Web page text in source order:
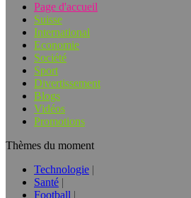
Page d'accueil
Suisse
International
Economie
Société
Sport
Divertissement
Blogs
Vidéos
Promotions
Thèmes du moment
Technologie
Santé
Football